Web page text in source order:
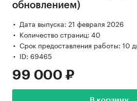
обновлением)
Дата выпуска: 21 февраля 2026
Количество страниц: 40
Срок предоставления работы: 10
ID: 69465
99 000 ₽